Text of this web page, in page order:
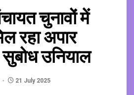
चुनावों में
रहा अपार
उनियाल
21 July 2025